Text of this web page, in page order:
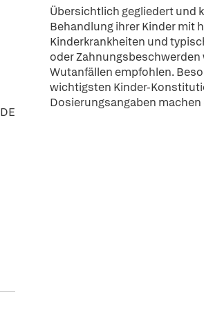
Übersichtlich gegliedert und
Behandlung ihrer Kinder mit
Kinderkrankheiten und
oder
Wutanfällen empfohlen.
wichtigsten Kinder-
Dosierungsangaben